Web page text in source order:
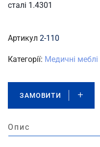
сталі 1.4301
Артикул 2-110
Категорії: Медичні меблі
ЗАМОВИТИ
Опис